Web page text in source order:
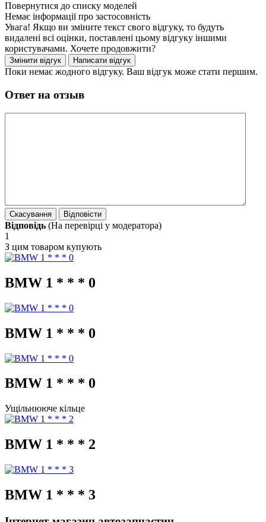
Немає інформації про застосовність
Увага! Якщо ви зміните текст свого відгуку, то будуть
видалені всі оцінки, поставлені цьому відгуку іншими
користувачами. Хочете продовжити?
Поки немає жодного відгуку. Ваш відгук може стати першим.
Ответ на отзыв
Відповідь (На перевірці у модератора)
1
З цим товаром купують
BMW 1 * * * 0
BMW 1 * * * 0
BMW 1 * * * 0
Ущільнююче кільце
BMW 1 * * * 2
BMW 1 * * * 3